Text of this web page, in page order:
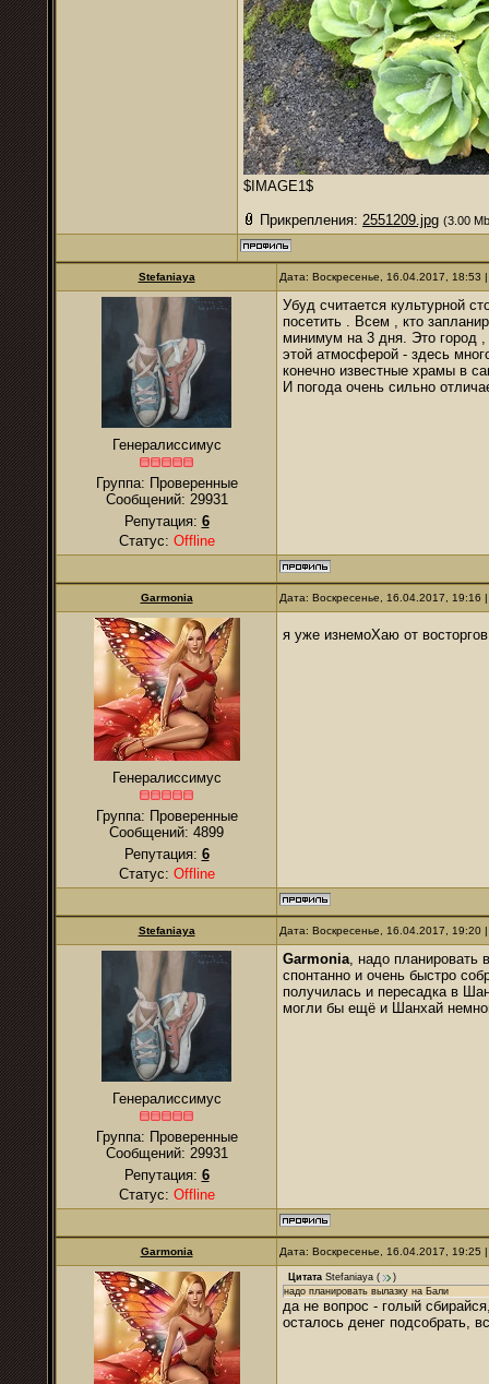
$IMAGE1$
Прикрепления: 2551209.jpg (3.00
Stefaniaya Дата: Воскресенье, 16.04.2017,
Генералиссимус
Группа: Проверенные
Сообщений: 29931
Репутация: 6
Статус: Offline
Убуд считается культурной
посетить . Всем , кто
минимум на 3 дня. Это город ,
этой атмосферой - здесь
конечно известные храмы в
И погода очень сильно
Garmonia Дата: Воскресенье, 16.04.2017,
Генералиссимус
Группа: Проверенные
Сообщений: 4899
Репутация: 6
Статус: Offline
я уже изнемоХаю от
Stefaniaya Дата: Воскресенье, 16.04.2017,
Генералиссимус
Группа: Проверенные
Сообщений: 29931
Репутация: 6
Статус: Offline
Garmonia, надо планировать
спонтанно и очень быстро
получилась и пересадка в
могли бы ещё и Шанхай
Garmonia Дата: Воскресенье, 16.04.2017,
Цитата Stefaniaya (
)
надо планировать вылазку на Бали
да не вопрос - голый
осталось денег подсобрать,